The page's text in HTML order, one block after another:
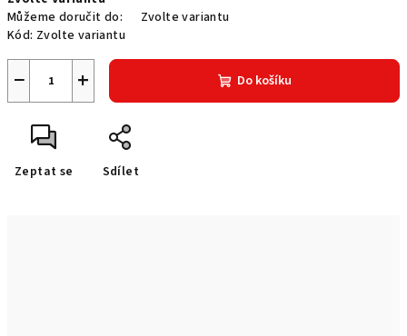
Můžeme doručit do:
Zvolte variantu
Kód: Zvolte variantu
+
− Do košíku
Zeptat se Sdílet